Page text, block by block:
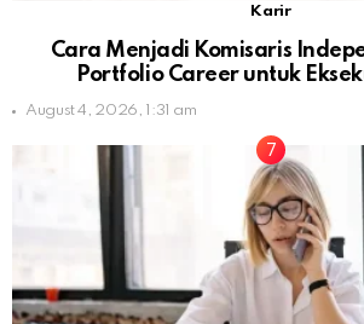
Karir
Cara Menjadi Komisaris
Portfolio Career untuk
August 4, 2026, 1:31 am